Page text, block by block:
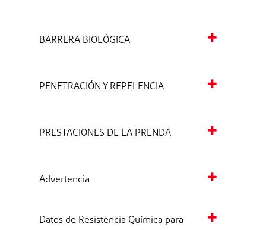
BARRERA BIOLÓGICA
PENETRACIÓN Y REPELENCIA
PRESTACIONES DE LA PRENDA
Advertencia
Datos de Resistencia Química para